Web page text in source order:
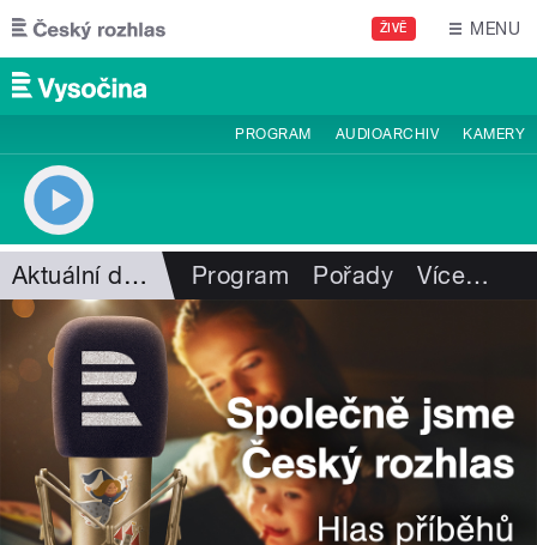
Přejít k hlavnímu obsahu
ŽIVĚ MENU
PROGRAM AUDIOARCHIV KAMERY
Aktuální dění Program Pořady Více…